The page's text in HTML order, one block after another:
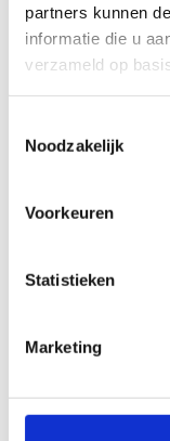
partners kunnen
informatie die u
verzameld op
Noodzakelijk
Voorkeuren
Statistieken
Marketing